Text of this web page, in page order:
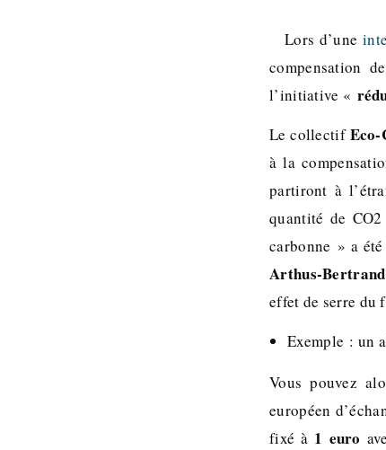
Lors d’une
compensation
l’initiative «
Le collectifEco-
à la
partiront à
quantité de
carbonne » a
Arthus-Bertrand
effet de serre du
Exemple : un
Vous pouvez
européen
fixé à 1 euro